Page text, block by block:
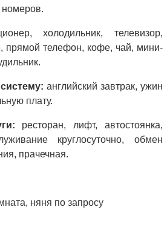
холодильник, телевизор,
прямой телефон, кофе, чай, мини-
английский завтрак, ужин
плату.
ресторан, лифт, автостоянка,
круглосуточно, обмен
прачечная.
няня по запросу